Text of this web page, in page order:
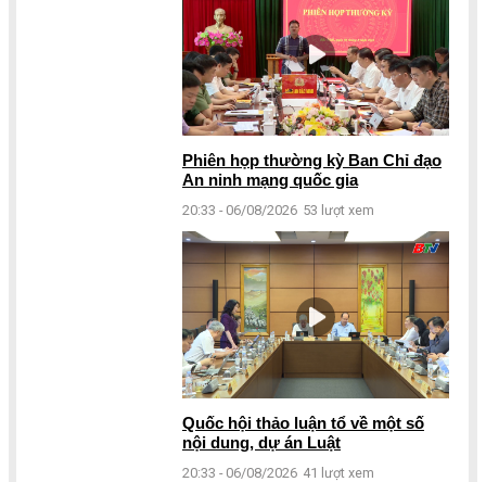
Phiên họp thường kỳ Ban Chỉ đạo
An ninh mạng quốc gia
20:33 - 06/08/2026 53 lượt xem
Quốc hội thảo luận tổ về một số
nội dung, dự án Luật
20:33 - 06/08/2026 41 lượt xem